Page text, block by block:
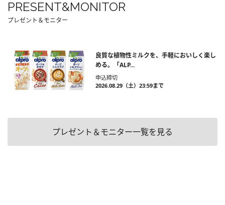
PRESENT&MONITOR
プレゼント＆モニター
良質な植物性ミルクを、手軽においしく楽し
める。「ALP...
申込締切
2026.08.29（土）23:59まで
プレゼント＆モニター一覧を見る